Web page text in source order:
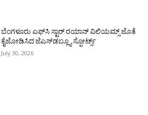
ಬೆಂಗಳೂರು ಎಫ್‌ಸಿ ಸ್ಟಾರ್ ರಯಾನ್ ವಿಲಿಯಮ್ಸ್ ಜೊತೆ
ಕೈಜೋಡಿಸಿದ ಜೆಎಸ್‌ಡಬ್ಲ್ಯೂ ಸ್ಪೋರ್ಟ್ಸ್
July 30, 2026